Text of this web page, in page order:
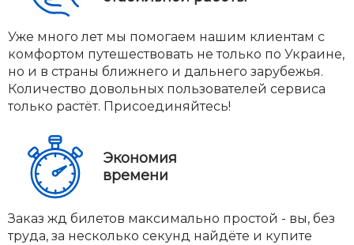
Уже много лет мы помогаем нашим клиентам с
комфортом путешествовать не только по Украине,
но и в страны ближнего и дальнего зарубежья.
Количество довольных пользователей сервиса
только растёт. Присоединяйтесь!
Экономия
времени
Заказ жд билетов максимально простой - вы, без
труда, за несколько секунд найдёте и купите